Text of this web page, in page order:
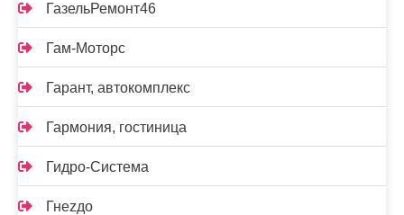
ГазельРемонт46
Гам-Моторс
Гарант, автокомплекс
Гармония, гостиница
Гидро-Система
Гнеzдо